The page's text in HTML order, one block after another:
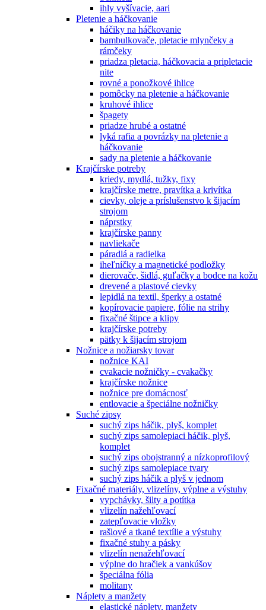
ihly vyšívacie, aari
Pletenie a háčkovanie
háčiky na háčkovanie
bambulkovače, pletacie mlynčeky a
rámčeky
priadza pletacia, háčkovacia a pripletacie
nite
rovné a ponožkové ihlice
pomôcky na pletenie a háčkovanie
kruhové ihlice
špagety
priadze hrubé a ostatné
lyká rafia a povrázky na pletenie a
háčkovanie
sady na pletenie a háčkovanie
Krajčírske potreby
kriedy, mydlá, tužky, fixy
krajčírske metre, pravítka a krivítka
cievky, oleje a príslušenstvo k šijacím
strojom
náprstky
krajčírske panny
navliekače
páradlá a radielka
iheľníčky a magnetické podložky
dierovače, šidlá, guľačky a bodce na kožu
drevené a plastové cievky
lepidlá na textil, šperky a ostatné
kopírovacie papiere, fólie na strihy
fixačné štipce a klipy
krajčírske potreby
pätky k šijacím strojom
Nožnice a nožiarsky tovar
nožnice KAI
cvakacie nožničky - cvakačky
krajčírske nožnice
nožnice pre domácnosť
entlovacie a špeciálne nožničky
Suché zipsy
suchý zips háčik, plyš, komplet
suchý zips samolepiaci háčik, plyš,
komplet
suchý zips obojstranný a nízkoprofilový
suchý zips samolepiace tvary
suchý zips háčik a plyš v jednom
Fixačné materiály, vlizelíny, výplne a výstuhy
vypchávky, šilty a potítka
vlizelín nažehľovací
zatepľovacie vložky
rašlové a tkané textílie a výstuhy
fixačné stuhy a pásky
vlizelín nenažehľovací
výplne do hračiek a vankúšov
špeciálna fólia
molitany
Náplety a manžety
elastické náplety, manžety